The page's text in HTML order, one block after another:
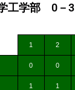
工学部 0－
1 2
0 0
1 1